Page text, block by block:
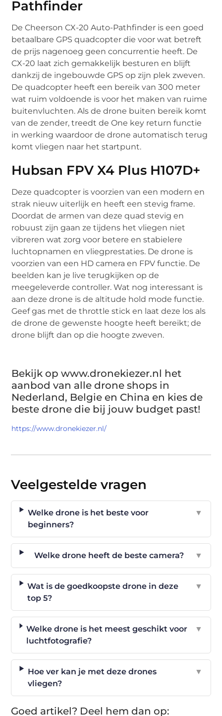
Pathfinder
De Cheerson CX-20 Auto-Pathfinder is een goed
betaalbare GPS quadcopter die voor wat betreft
de prijs nagenoeg geen concurrentie heeft. De
CX-20 laat zich gemakkelijk besturen en blijft
dankzij de ingebouwde GPS op zijn plek zweven.
De quadcopter heeft een bereik van 300 meter
wat ruim voldoende is voor het maken van ruime
buitenvluchten. Als de drone buiten bereik komt
van de zender, treedt de One key return functie
in werking waardoor de drone automatisch terug
komt vliegen naar het startpunt.
Hubsan FPV X4 Plus H107D+
Deze quadcopter is voorzien van een modern en
strak nieuw uiterlijk en heeft een stevig frame.
Doordat de armen van deze quad stevig en
robuust zijn gaan ze tijdens het vliegen niet
vibreren wat zorg voor betere en stabielere
luchtopnamen en vliegprestaties. De drone is
voorzien van een HD camera en FPV functie. De
beelden kan je live terugkijken op de
meegeleverde controller. Wat nog interessant is
aan deze drone is de altitude hold mode functie.
Geef gas met de throttle stick en laat deze los als
de drone de gewenste hoogte heeft bereikt; de
drone blijft dan op die hoogte zweven.
Bekijk op www.dronekiezer.nl het
aanbod van alle drone shops in
Nederland, Belgie en China en kies de
beste drone die bij jouw budget past!
https://www.dronekiezer.nl/
Veelgestelde vragen
Welke drone is het beste voor
beginners?
▼
Welke drone heeft de beste camera? ▼
Wat is de goedkoopste drone in deze
top 5?
▼
Welke drone is het meest geschikt voor
luchtfotografie?
▼
Hoe ver kan je met deze drones
vliegen?
▼
Goed artikel? Deel hem dan op: